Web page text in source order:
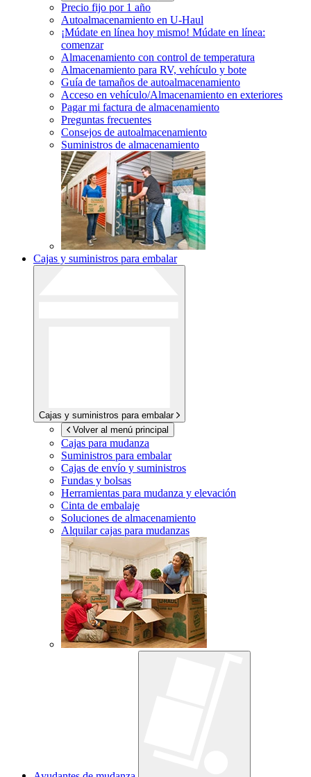
Precio fijo por 1 año
Autoalmacenamiento en U-Haul
¡Múdate en línea hoy mismo! Múdate en línea:
comenzar
Almacenamiento con control de temperatura
Almacenamiento para RV, vehículo y bote
Guía de tamaños de autoalmacenamiento
Acceso en vehículo/Almacenamiento en exteriores
Pagar mi factura de almacenamiento
Preguntas frecuentes
Consejos de autoalmacenamiento
Suministros de almacenamiento
Cajas y suministros para embalar
Cajas y suministros para embalar
Volver al menú principal
Cajas para mudanza
Suministros para embalar
Cajas de envío y suministros
Fundas y bolsas
Herramientas para mudanza y elevación
Cinta de embalaje
Soluciones de almacenamiento
Alquilar cajas para mudanzas